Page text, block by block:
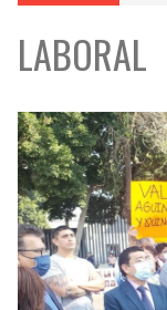
LABORAL